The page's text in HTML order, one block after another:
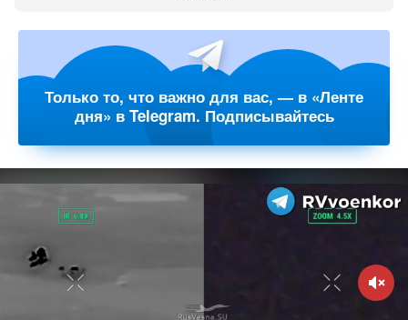
Только то, что важно для вас, — в «Ленте
дня» в Telegram. Подписывайтесь